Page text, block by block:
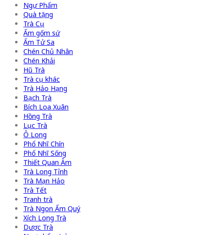
Ngự Phẩm
Quà tặng
Trà Cụ
Ấm gốm sứ
Ấm Tử Sa
Chén Chủ Nhân
Chén Khải
Hũ Trà
Trà cụ khác
Trà Hảo Hạng
Bạch Trà
Bích Loa Xuân
Hồng Trà
Lục Trà
Ô Long
Phổ Nhĩ Chín
Phổ Nhĩ Sống
Thiết Quan Âm
Trà Long Tỉnh
Trà Mạn Hảo
Trà Tết
Tranh trà
Trà Ngon Ấm Quý
Xích Long Trà
Dược Trà